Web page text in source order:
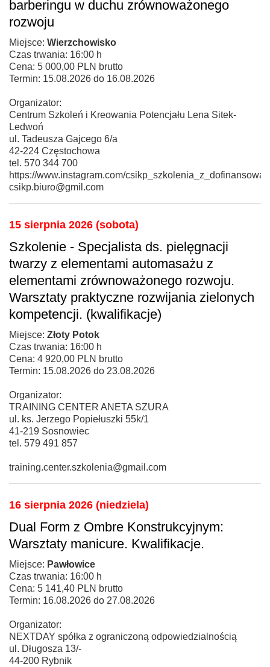
barberingu w duchu zrównoważonego
rozwoju
Miejsce: Wierzchowisko
Czas trwania: 16:00 h
Cena: 5 000,00 PLN brutto
Termin: 15.08.2026 do 16.08.2026
Organizator:
Centrum Szkoleń i Kreowania Potencjału Lena Sitek-
Ledwoń
ul. Tadeusza Gajcego 6/a
42-224 Częstochowa
tel. 570 344 700
https://www.instagram.com/
csikp.biuro@gmil.com
15 sierpnia 2026 (sobota)
Szkolenie - Specjalista ds. pielęgnacji
twarzy z elementami automasażu z
elementami zrównoważonego rozwoju.
Warsztaty praktyczne rozwijania zielonych
kompetencji. (kwalifikacje)
Miejsce: Złoty Potok
Czas trwania: 16:00 h
Cena: 4 920,00 PLN brutto
Termin: 15.08.2026 do 23.08.2026
Organizator:
TRAINING CENTER ANETA SZURA
ul. ks. Jerzego Popiełuszki 55k/1
41-219 Sosnowiec
tel. 579 491 857
training.center.szkolenia@gmail.com
16 sierpnia 2026 (niedziela)
Dual Form z Ombre Konstrukcyjnym:
Warsztaty manicure. Kwalifikacje.
Miejsce: Pawłowice
Czas trwania: 16:00 h
Cena: 5 141,40 PLN brutto
Termin: 16.08.2026 do 27.08.2026
Organizator:
NEXTDAY spółka z ograniczoną odpowiedzialnością
ul. Długosza 13/-
44-200 Rybnik